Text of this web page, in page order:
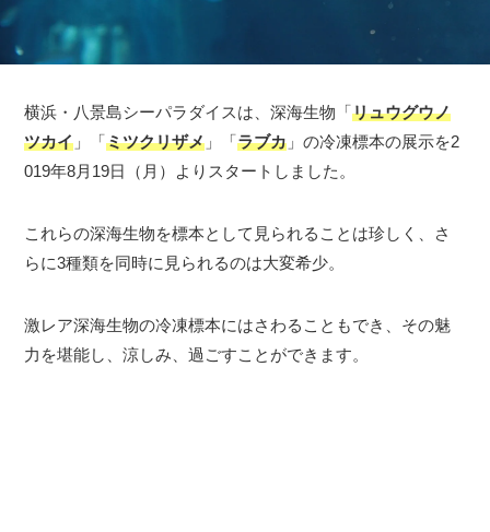
横浜・八景島シーパラダイスは、深海生物「リュウグウノ
ツカイ 」「ミツクリザメ 」「ラブカ 」の冷凍標本の展示を2
019年8月19日（月）よりスタートしました。
これらの深海生物を標本として見られることは珍しく、さ
らに3種類を同時に見られるのは大変希少。
激レア深海生物の冷凍標本にはさわることもでき、その魅
力を堪能し、涼しみ、過ごすことができます。